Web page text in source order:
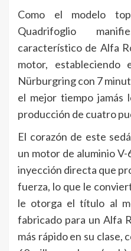
Como el modelo
Quadrifoglio
característico de Alfa
motor,
Nürburgring con 7
el mejor tiempo jamás
producción de cuatro
El corazón de este
un motor de aluminio
inyección directa que
fuerza, lo que le
le otorga el título al
fabricado para un Alfa
más rápido en su clase,